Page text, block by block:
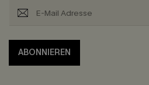
ABONNIEREN